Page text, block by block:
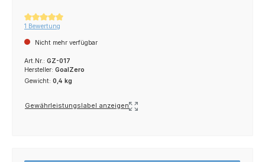
Durchschnittliche Bewertung von 5 von 5 Sternen
1 Bewertung
Nicht mehr verfügbar
Art.Nr.: GZ-017
Hersteller: GoalZero
Gewicht: 0,4 kg
Gewährleistungslabel anzeigen